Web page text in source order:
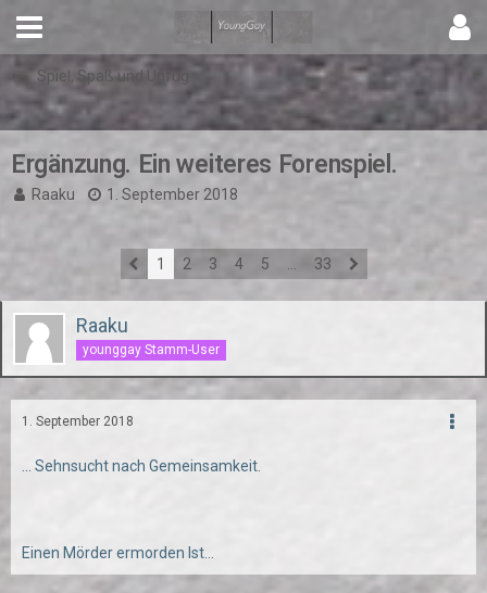
Spiel, Spaß und Unfug
Ergänzung. Ein weiteres Forenspiel.
Raaku 1. September 2018
1 2 3 4 5 33
Raaku
younggay Stamm-User
1. September 2018
... Sehnsucht nach Gemeinsamkeit.
Einen Mörder ermorden Ist...